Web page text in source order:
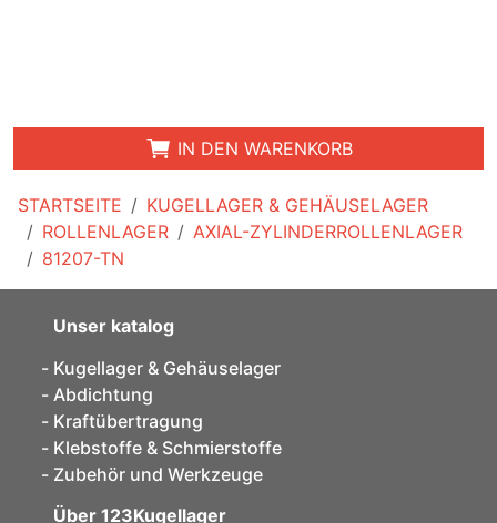
STARTSEITE
KUGELLAGER & GEHÄUSELAGER
ROLLENLAGER
AXIAL-ZYLINDERROLLENLAGER
81207-TN
IN DEN WARENKORB
Unser katalog
Kugellager & Gehäuselager
Abdichtung
Kraftübertragung
Klebstoffe & Schmierstoffe
Zubehör und Werkzeuge
Über 123Kugellager